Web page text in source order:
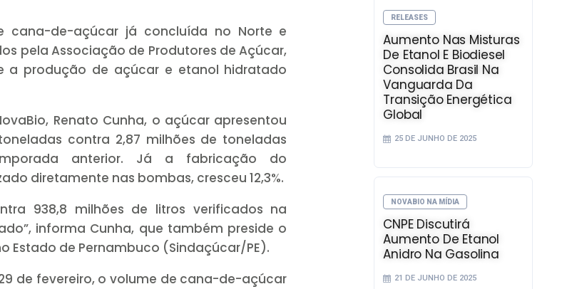
cana-de-açúcar já concluída no Norte e
pela Associação de Produtores de Açúcar,
a produção de açúcar e etanol hidratado
Renato Cunha, o açúcar apresentou
contra 2,87 milhões de toneladas
anterior. Já a fabricação do
diretamente nas bombas, cresceu 12,3%.
938,8 milhões de litros verificados na
informa Cunha, que também preside o
Estado de Pernambuco (Sindaçúcar/PE).
de fevereiro, o volume de cana-de-açúcar
RELEASES
Aumento Nas Misturas
De Etanol E Biodiesel
Consolida Brasil Na
Vanguarda Da
Transição Energética
Global
25 DE JUNHO DE 2025
NOVABIO NA MÍDIA
CNPE Discutirá
Aumento De Etanol
Anidro Na Gasolina
21 DE JUNHO DE 2025